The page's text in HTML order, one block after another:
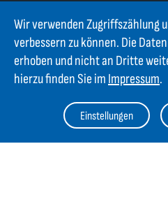
Kontakt
GIFAS ELECTRIC Gesellschaft
AT-5301 Eugendorf
Wir verwenden Zugriffszählung
verbessern zu können. Die
erhoben und nicht an Dritte
hierzu finden Sie im Impressum.
Einstellungen